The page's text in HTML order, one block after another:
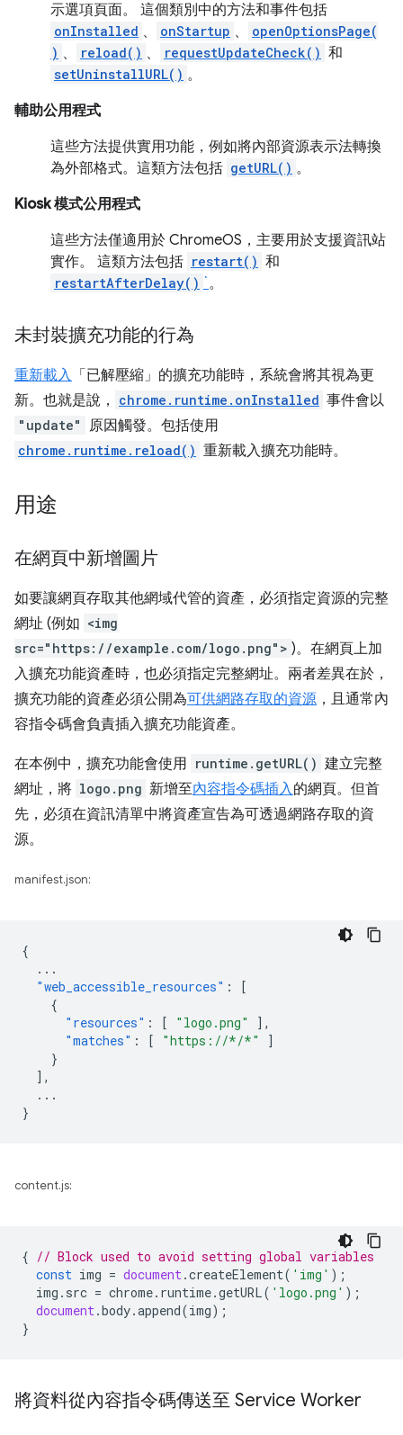
示選項頁面。 這個類別中的方法和事件包括
onInstalled 、 onStartup 、
openOptionsPage(
) 、 reload() 、 requestUpdateCheck() 和
setUninstallURL() 。
輔助公用程式
這些方法提供實用功能，例如將內部資源表示法轉換
為外部格式。這類方法包括 getURL() 。
Kiosk 模式公用程式
這些方法僅適用於 ChromeOS，主要用於支援資訊站
實作。 這類方法包括 restart() 和
restartAfterDelay() `。
未封裝擴充功能的行為
重新載入 「已解壓縮」的擴充功能時，系統會將其視為更
新。也就是說，
chrome.runtime.onInstalled 事件會以
"update" 原因觸發。包括使用
chrome.runtime.reload() 重新載入擴充功能時。
用途
在網頁中新增圖片
如要讓網頁存取其他網域代管的資產，必須指定資源的完整
網址 (例如 <img
src="https://example.com/logo.png"> )。在網頁上加
入擴充功能資產時，也必須指定完整網址。兩者差異在於，
擴充功能的資產必須公開為可供網路存取的資源 ，且通常內
容指令碼會負責插入擴充功能資產。
在本例中，擴充功能會使用 runtime.getURL() 建立完整
網址，將 logo.png 新增至內容指令碼插入的網頁。但首
先，必須在資訊清單中將資產宣告為可透過網路存取的資
源。
manifest.json:
{
...
"web_accessible_resources" :
[
{
"resources" : [ "logo.png"
],
"matches" : [ "https://*/*"
]
}
],
...
}
content.js:
{ // Block used to avoid setting global variables
const img = document.createElement( 'img' );
img . src = chrome. runtime.getURL( 'logo.png' );
document.body.append(img);
}
將資料從內容指令碼傳送至 Service Worker